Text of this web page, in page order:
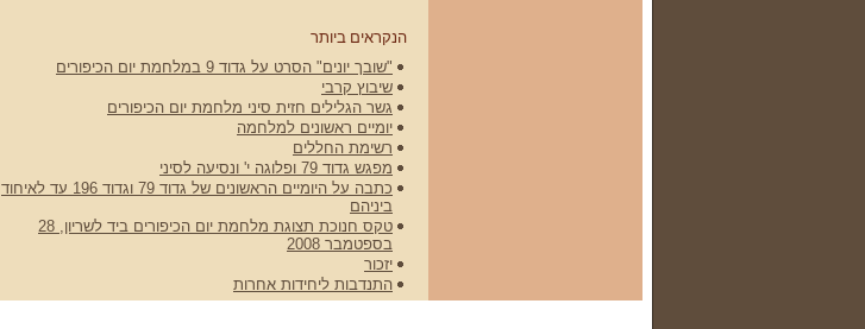
הנקראים ביותר
"שובך יונים" הסרט על גדוד 9 במלחמת יום הכיפורים
שיבוץ קרבי
גשר הגלילים חזית סיני מלחמת יום הכיפורים
יומיים ראשונים למלחמה
רשימת החללים
מפגש גדוד 79 ופלוגה י' ונסיעה לסיני
כתבה על היומיים הראשונים של גדוד 79 וגדוד 196 עד לאיחוד
ביניהם
טקס חנוכת תצוגת מלחמת יום הכיפורים ביד לשריון, 28
בספטמבר 2008
יזכור
התנדבות ליחידות אחרות